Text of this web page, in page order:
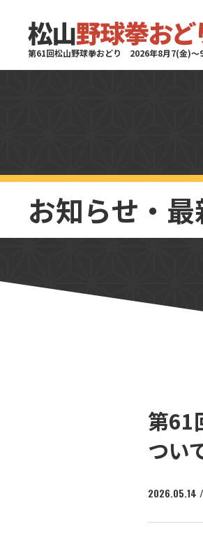
第61回松山野球拳おどり 2026年8月7(金)〜
お知らせ・
第61
つい
2026.05.14 /